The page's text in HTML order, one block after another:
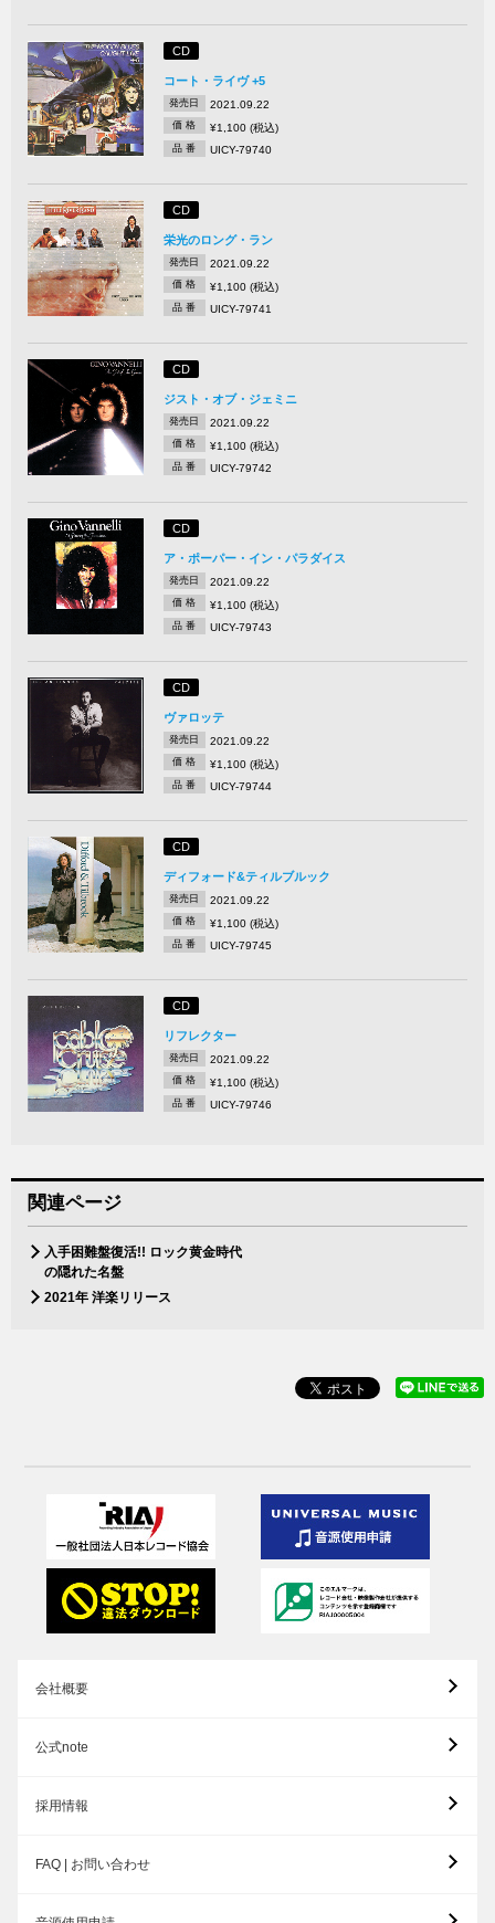
CD
コート・ライヴ +5
発売日 2021.09.22
価 格 ¥1,100 (税込)
品 番 UICY-79740
CD
栄光のロング・ラン
発売日 2021.09.22
価 格 ¥1,100 (税込)
品 番 UICY-79741
CD
ジスト・オブ・ジェミニ
発売日 2021.09.22
価 格 ¥1,100 (税込)
品 番 UICY-79742
CD
ア・ポーパー・イン・パラダイス
発売日 2021.09.22
価 格 ¥1,100 (税込)
品 番 UICY-79743
CD
ヴァロッテ
発売日 2021.09.22
価 格 ¥1,100 (税込)
品 番 UICY-79744
CD
ディフォード&ティルブルック
発売日 2021.09.22
価 格 ¥1,100 (税込)
品 番 UICY-79745
CD
リフレクター
発売日 2021.09.22
価 格 ¥1,100 (税込)
品 番 UICY-79746
関連ページ
入手困難盤復活!! ロック黄金時代
の隠れた名盤
2021年 洋楽リリース
会社概要
公式note
採用情報
FAQ | お問い合わせ